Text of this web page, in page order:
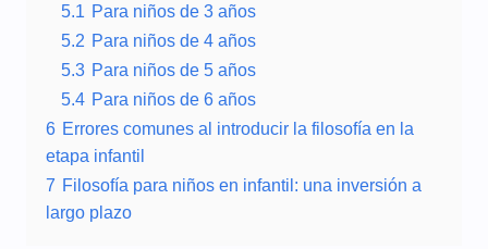
5.1 Para niños de 3 años
5.2 Para niños de 4 años
5.3 Para niños de 5 años
5.4 Para niños de 6 años
6 Errores comunes al introducir la filosofía en la
etapa infantil
7 Filosofía para niños en infantil: una inversión a
largo plazo